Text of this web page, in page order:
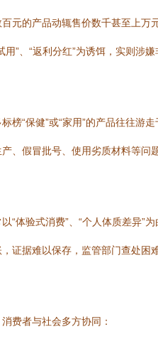
元的产品动辄售价数千甚至上万
”、“返利分红”为诱饵，实则涉
榜“保健”或“家用”的产品往往游
、假冒批号、使用劣质材料等
“体验式消费”、“个人体质差异
证据难以保存，监管部门查处困
费者与社会多方协同：